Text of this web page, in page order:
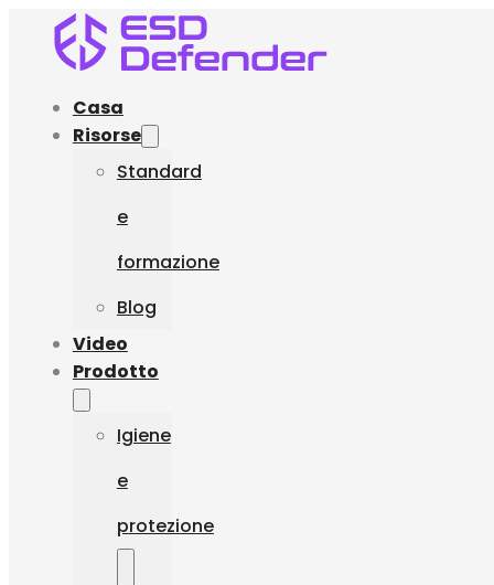
Casa
Risorse
Standard
e
formazione
Blog
Video
Prodotto
Igiene
e
protezione